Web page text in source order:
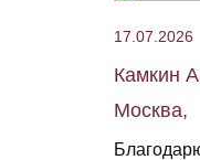
17.07.2026
Камкин
Москва,